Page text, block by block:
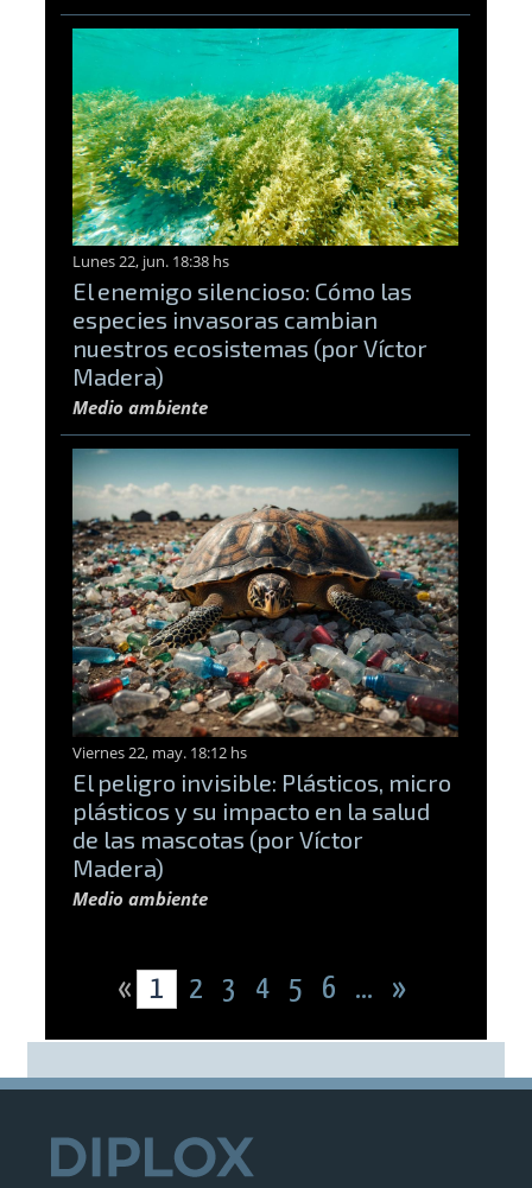
Lunes 22, jun. 18:38 hs
El enemigo silencioso: Cómo las
especies invasoras cambian
nuestros ecosistemas (por Víctor
Madera)
Medio ambiente
Viernes 22, may. 18:12 hs
El peligro invisible: Plásticos, micro
plásticos y su impacto en la salud
de las mascotas (por Víctor
Madera)
Medio ambiente
« 1 2 3 4 5 6 ... »